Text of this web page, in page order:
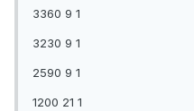
3360 9 1
3230 9 1
2590 9 1
1200 21 1